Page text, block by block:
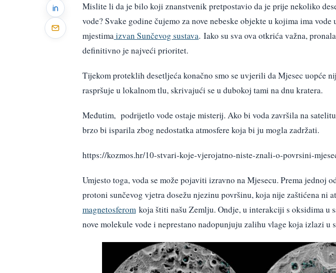
Mislite li da je bilo koji znanstvenik pretpostavio da je prije nekoliko
vode? Svake godine čujemo za nove nebeske objekte u kojima ima
mjestimaizvan Sunčevog sustava. Iako su sva ova otkrića važna,
definitivno je najveći prioritet.
Tijekom proteklih desetljeća konačno smo se uvjerili da Mjesec uopće
raspršuje u lokalnom tlu, skrivajući se u dubokoj tami na dnu kratera.
Međutim, podrijetlo vode ostaje misterij. Ako bi voda završila na
brzo bi isparila zbog nedostatka atmosfere koja bi ju mogla zadržati.
https://kozmos.hr/10-stvari-koje-vjerojatno-niste-znali-o-povrsini-
Umjesto toga, voda se može pojaviti izravno na Mjesecu. Prema jednoj
protoni sunčevog vjetra dosežu njezinu površinu, koja nije zaštićena ni
magnetosferom koja štiti našu Zemlju. Ondje, u interakciji s oksidima u
nove molekule vode i neprestano nadopunjuju zalihu vlage koja izlazi u